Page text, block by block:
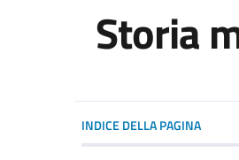
Storia
INDICE DELLA PAGINA